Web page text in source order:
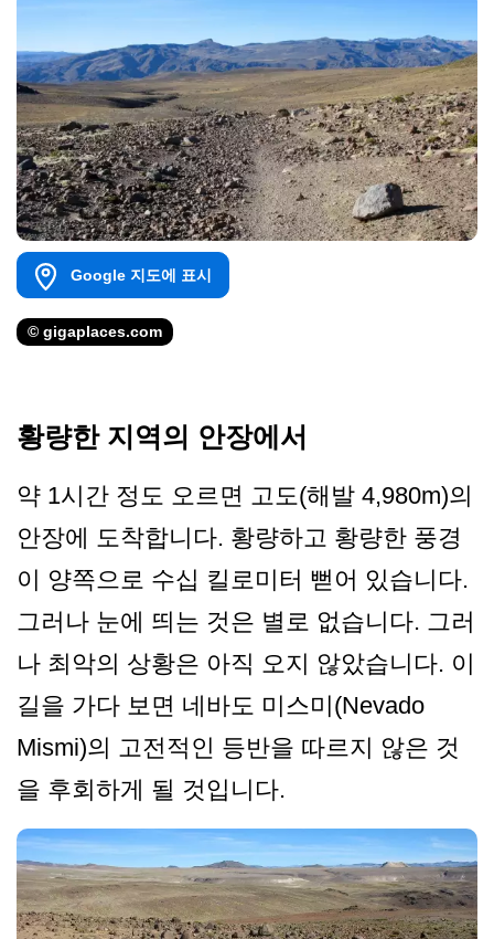
Google 지도에 표시
© gigaplaces.com
황량한 지역의 안장에서
약 1시간 정도 오르면 고도(해발 4,980m)의
안장에 도착합니다. 황량하고 황량한 풍경
이 양쪽으로 수십 킬로미터 뻗어 있습니다.
그러나 눈에 띄는 것은 별로 없습니다. 그러
나 최악의 상황은 아직 오지 않았습니다. 이
길을 가다 보면 네바도 미스미(Nevado
Mismi)의 고전적인 등반을 따르지 않은 것
을 후회하게 될 것입니다.